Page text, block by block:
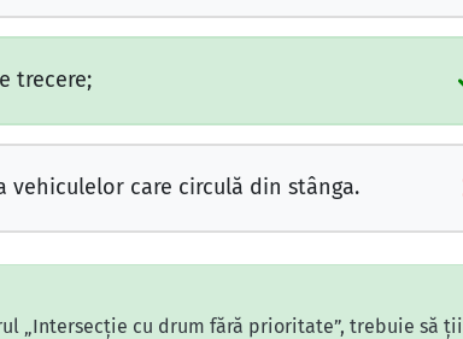
trecere;
vehiculelor care circulă din stânga.
„Intersecție cu drum fără prioritate”, trebuie să ții